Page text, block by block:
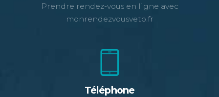
Prendre rendez-vous en ligne avec
monrendezvousveto.fr
Téléphone